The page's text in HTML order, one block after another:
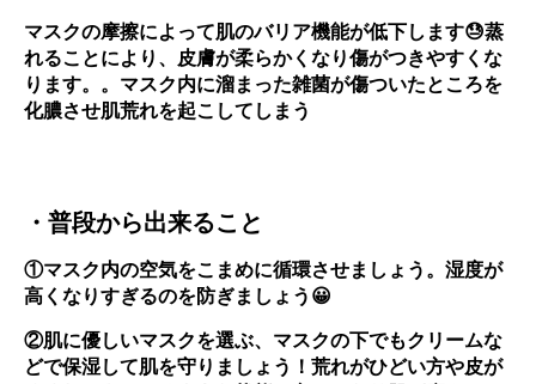
マスクの摩擦によって肌のバリア機能が低下します😓蒸
れることにより、皮膚が柔らかくなり傷がつきやすくな
ります。。マスク内に溜まった雑菌が傷ついたところを
化膿させ肌荒れを起こしてしまう
・普段から出来ること
①マスク内の空気をこまめに循環させましょう。湿度が
高くなりすぎるのを防ぎましょう😀
②肌に優しいマスクを選ぶ、マスクの下でもクリームな
どで保湿して肌を守りましょう！荒れがひどい方や皮が